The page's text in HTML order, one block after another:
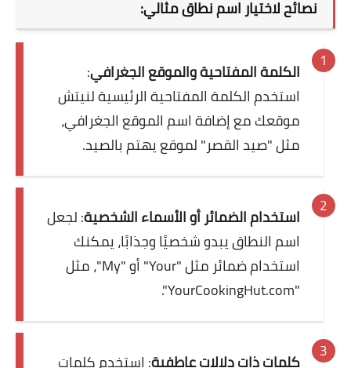
نصائح لاختيار اسم نطاق مثالي:
الكلمة المفتاحية والموقع الجغرافي:
استخدم الكلمة المفتاحية الرئيسية لنيتش
موقعك مع إضافة اسم الموقع الجغرافي،
مثل "صيد القصر" لموقع يهتم بالصيد.
استخدام الضمائر أو الأسماء الشخصية: لجعل
اسم النطاق يبدو شخصيًا وجذابًا، يمكنك
استخدام ضمائر مثل "Your" أو "My"، مثل
"YourCookingHut.com".
كلمات ذات دلالات عاطفية: استخدم كلمات